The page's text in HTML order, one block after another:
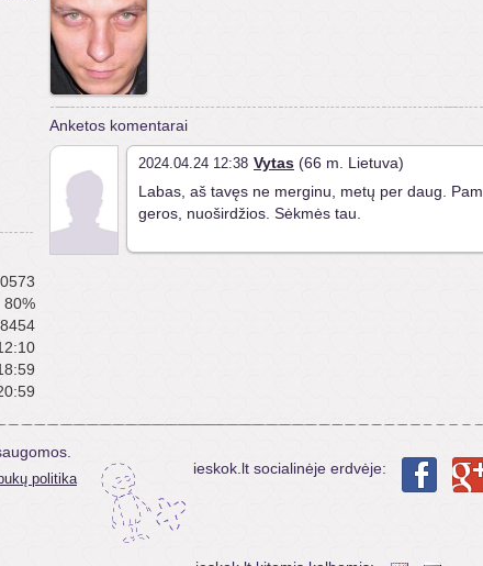
80%
8454
Anketos komentarai
2024.04.24 12:38 Vytas (66 m. Lietuva)
Labas, aš tavęs ne merginu, metų per daug.
geros, nuoširdžios. Sėkmės tau.
politika
ieskok.lt socialinėje erdvėje: